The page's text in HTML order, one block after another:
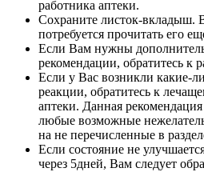
работника аптеки.
Сохраните листок-вкладыш.
потребуется прочитать его
Если Вам нужны
рекомендации, обратитесь к
Если у Вас возникли какие-
реакции, обратитесь к
аптеки. Данная рекомендация
любые возможные
на не перечисленные в
Если состояние не
через 5дней, Вам следует